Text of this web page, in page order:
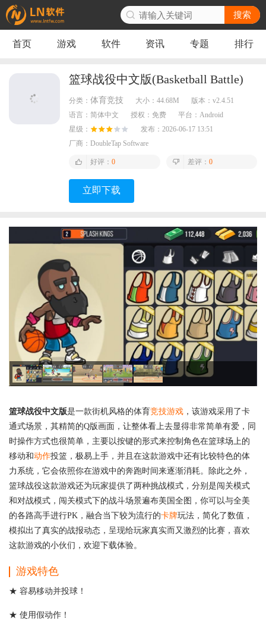
搜索
首页 游戏 软件 资讯 专题 排行
篮球战役中文版(Basketball Battle)
分类： 体育竞技 大小： 44.68M 版本： v2.4.51
语言： 简体中文 授权： 免费 平台： Android
星级：
发布： 2026-06-17 13:51
厂商： DoubleTap Software
好评： 0 差评： 0
立即下载
篮球战役中文版是一款街机风格的体育竞技游戏 ，该游戏采用了卡
通式场景，其精简的Q版画面，让整体看上去显得非常简单有爱，同
时操作方式也很简单，主要以按键的形式来控制角色在篮球场上的
移动和动作投篮，极易上手，并且在这款游戏中还有比较特色的体
力系统，它会依照你在游戏中的奔跑时间来逐渐消耗。除此之外，
篮球战役这款游戏还为玩家提供了两种挑战模式，分别是闯关模式
和对战模式，闯关模式下的战斗场景遍布美国全图，你可以与全美
的各路高手进行PK，融合当下较为流行的卡牌玩法，简化了数值，
模拟出了真实的战报动态，呈现给玩家真实而又激烈的比赛，喜欢
这款游戏的小伙们，欢迎下载体验。
游戏特色
★ 容易移动并投球！
★ 使用假动作！